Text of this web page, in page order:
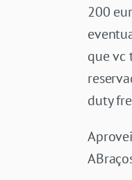
200
que vc
duty